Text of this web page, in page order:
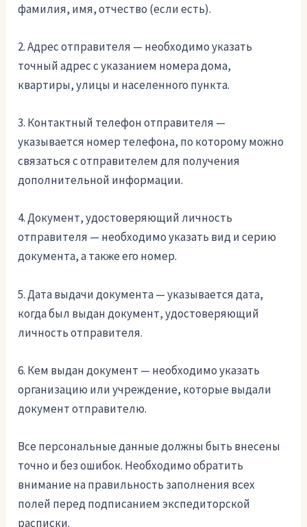
фамилия, имя, отчество (если есть).
2. Адрес отправителя — необходимо указать
точный адрес с указанием номера дома,
квартиры, улицы и населенного пункта.
3. Контактный телефон отправителя —
указывается номер телефона, по которому можно
связаться с отправителем для получения
дополнительной информации.
4. Документ, удостоверяющий личность
отправителя — необходимо указать вид и серию
документа, а также его номер.
5. Дата выдачи документа — указывается дата,
когда был выдан документ, удостоверяющий
личность отправителя.
6. Кем выдан документ — необходимо указать
организацию или учреждение, которые выдали
документ отправителю.
Все персональные данные должны быть внесены
точно и без ошибок. Необходимо обратить
внимание на правильность заполнения всех
полей перед подписанием экспедиторской
расписки.